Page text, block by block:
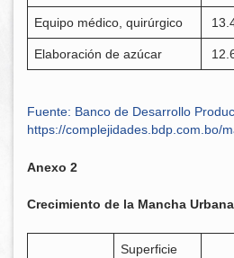
Equipo médico, quirúrgico
Elaboración de azúcar
Fuente: Banco de Desarrollo
https://complejidades.bdp.com.bo/
Anexo 2
Crecimiento de la Mancha
Superficie